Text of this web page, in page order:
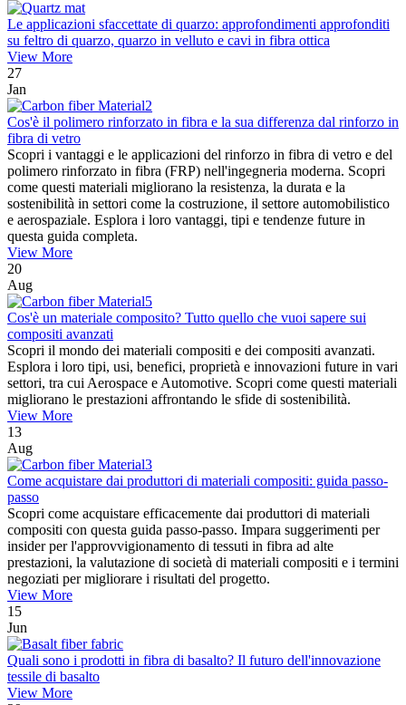
Le applicazioni sfaccettate di quarzo: approfondimenti approfonditi
su feltro di quarzo, quarzo in velluto e cavi in ​​fibra ottica
View More
27
Jan
Cos'è il polimero rinforzato in fibra e la sua differenza dal rinforzo in
fibra di vetro
Scopri i vantaggi e le applicazioni del rinforzo in fibra di vetro e del
polimero rinforzato in fibra (FRP) nell'ingegneria moderna. Scopri
come questi materiali migliorano la resistenza, la durata e la
sostenibilità in settori come la costruzione, il settore automobilistico
e aerospaziale. Esplora i loro vantaggi, tipi e tendenze future in
questa guida completa.
View More
20
Aug
Cos'è un materiale composito? Tutto quello che vuoi sapere sui
compositi avanzati
Scopri il mondo dei materiali compositi e dei compositi avanzati.
Esplora i loro tipi, usi, benefici, proprietà e innovazioni future in vari
settori, tra cui Aerospace e Automotive. Scopri come questi materiali
migliorano le prestazioni affrontando le sfide di sostenibilità.
View More
13
Aug
Come acquistare dai produttori di materiali compositi: guida passo-
passo
Scopri come acquistare efficacemente dai produttori di materiali
compositi con questa guida passo-passo. Impara suggerimenti per
insider per l'approvvigionamento di tessuti in fibra ad alte
prestazioni, la valutazione di società di materiali compositi e i termini
negoziati per migliorare i risultati del progetto.
View More
15
Jun
Quali sono i prodotti in fibra di basalto? Il futuro dell'innovazione
tessile di basalto
View More